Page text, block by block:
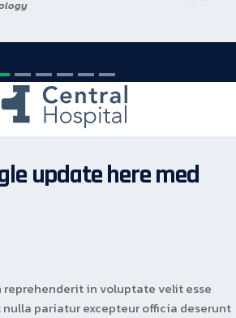
update here med
reprehenderit in voluptate velit esse
pariatur excepteur officia deserunt